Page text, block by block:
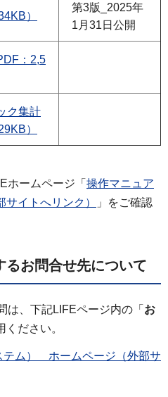
）
第3版_2025年
1月31日公開
：2,5
ク集計
）
ホームページ「 操作マニュア
イトへリンク）
」をご確認
お問合せ先について
、下記LIFEページ内の「 お
ください。
テム） ホームページ（外部サ